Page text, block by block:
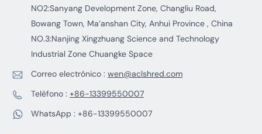
NO2:Sanyang Development Zone, Changliu Road,
Bowang Town, Ma’anshan City, Anhui Province , China
NO.3:Nanjing Xingzhuang Science and Technology
Industrial Zone Chuangke Space
Correo electrónico : wen@aclshred.com
Teléfono : +86-13399550007
WhatsApp : +86-13399550007